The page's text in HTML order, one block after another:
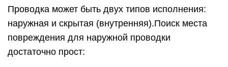
Проводка может быть двух типов исполнения:
наружная и скрытая (внутренняя).Поиск места
повреждения для наружной проводки
достаточно прост: